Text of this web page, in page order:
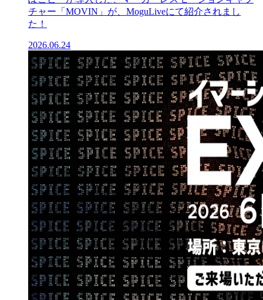
チャー「MOVIN」が、MoguLiveにて紹介されまし
た！
2026.06.24